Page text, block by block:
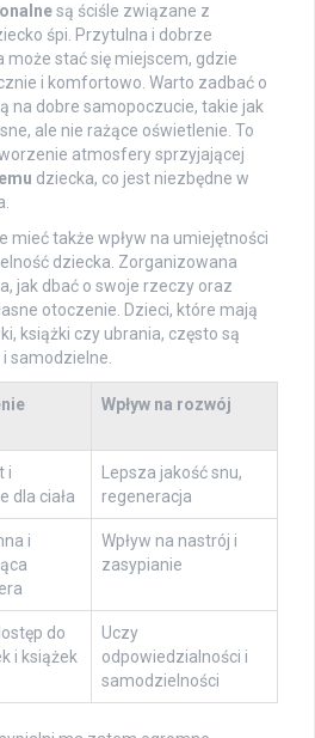
są ściśle związane z
śpi. Przytulna i dobrze
stać się miejscem, gdzie
i komfortowo. Warto zadbać o
na dobre samopoczucie, takie jak
ale nie rażące oświetlenie. To
atmosfery sprzyjającej
dziecka, co jest niezbędne w
mieć także wpływ na umiejętności
dziecka. Zorganizowana
jak dbać o swoje rzeczy oraz
otoczenie. Dzieci, które mają
książki czy ubrania, często są
samodzielne.
Wpływ na rozwój
i
dla ciała
Lepsza jakość snu,
regeneracja
i
Wpływ na nastrój i
zasypianie
do
i książek
Uczy
odpowiedzialności i
samodzielności